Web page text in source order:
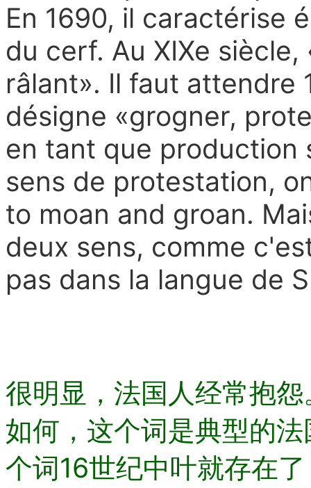
En 1690, il caractérise
du cerf. Au XIXe
râlant». Il faut attendre
désigne «grogner,
en tant que production
sens de protestation,
to moan and groan.
deux sens, comme
pas dans la langue de
很明显，法国人经常抱
如何，这个词是典型的
个词16世纪中叶就存在